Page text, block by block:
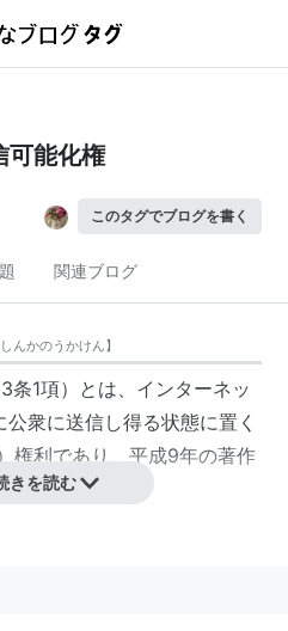
可能化権
このタグでブログを書く
関連ブログ
んかのうかけん】
条1項）とは、インターネッ
衆に送信し得る状態に置く
権利であり、平成9年の著作
。
きを読む